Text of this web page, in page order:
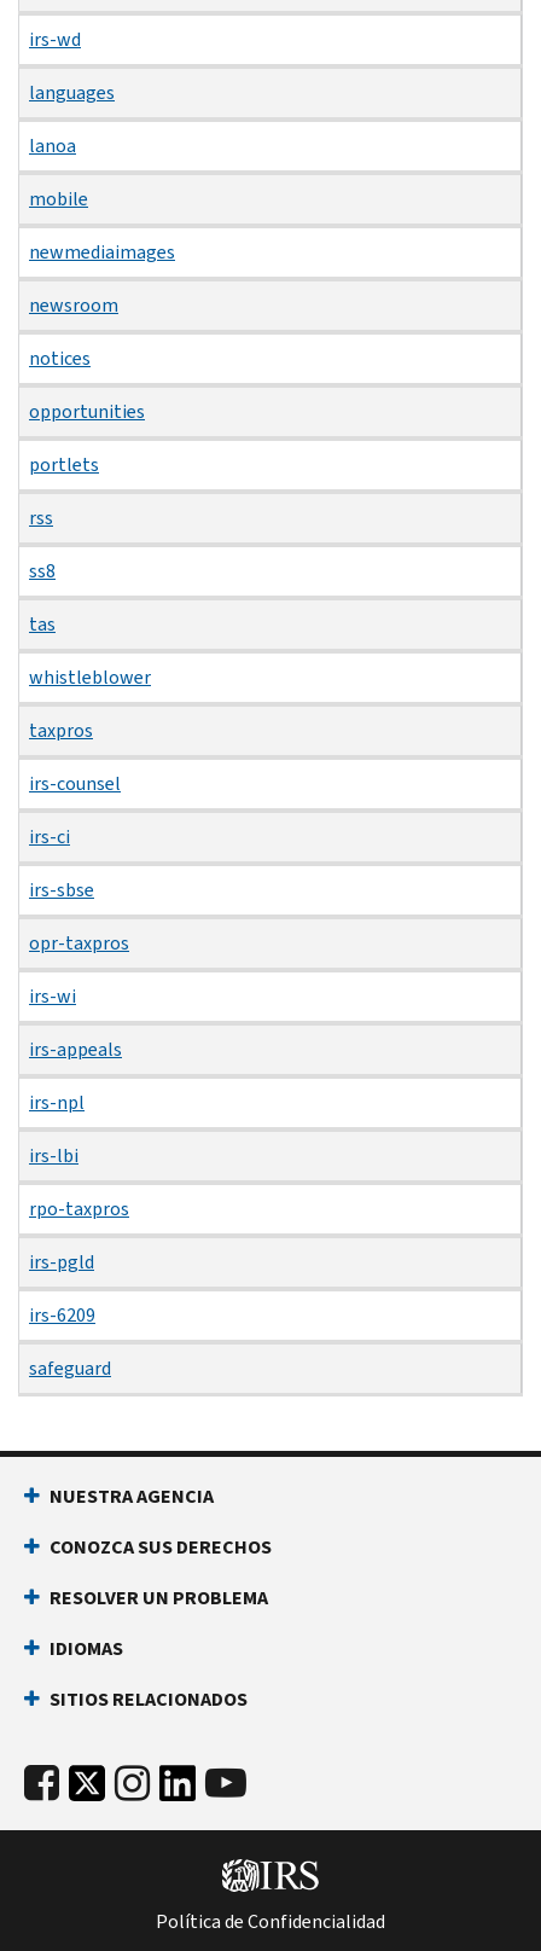
irs-wd
languages
lanoa
mobile
newmediaimages
newsroom
notices
opportunities
portlets
rss
ss8
tas
whistleblower
taxpros
irs-counsel
irs-ci
irs-sbse
opr-taxpros
irs-wi
irs-appeals
irs-npl
irs-lbi
rpo-taxpros
irs-pgld
irs-6209
safeguard
NUESTRA AGENCIA
CONOZCA SUS DERECHOS
RESOLVER UN PROBLEMA
IDIOMAS
SITIOS RELACIONADOS
Política de Confidencialidad